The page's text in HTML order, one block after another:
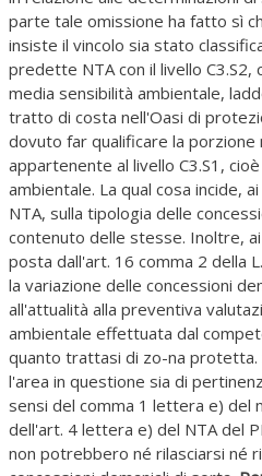
parte tale omissione ha fatto sì
insiste il vincolo sia stato
predette NTA con il livello C3.S2,
media sensibilità ambientale,
tratto di costa nell'Oasi di
dovuto far qualificare la porzione
appartenente al livello C3.S1,
ambientale. La qual cosa incide,
NTA, sulla tipologia delle
contenuto delle stesse. Inoltre,
posta dall'art. 16 comma 2 della
la variazione delle concessioni
all'attualità alla preventiva
ambientale effettuata dal
quanto trattasi di zo-na protetta.
l'area in questione sia di
sensi del comma 1 lettera e) del
dell'art. 4 lettera e) del NTA del
non potrebbero né rilasciarsi né